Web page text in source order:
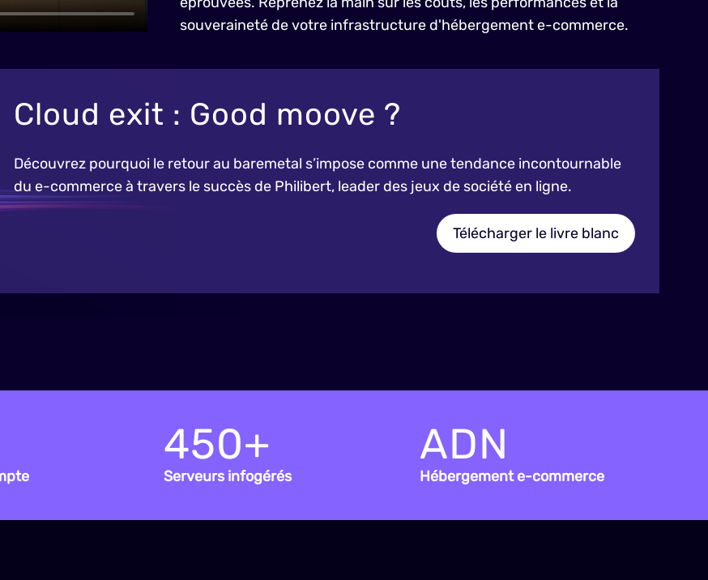
souveraineté de votre infrastructure d'hébergement e-commerce.
Cloud exit : Good moove ?
Découvrez pourquoi le retour au baremetal s’impose comme une tendance incontournable
du e-commerce à travers le succès de Philibert, leader des jeux de société en ligne.
Télécharger le livre blanc
450+
Serveurs infogérés
ADN
Hébergement e-commerce